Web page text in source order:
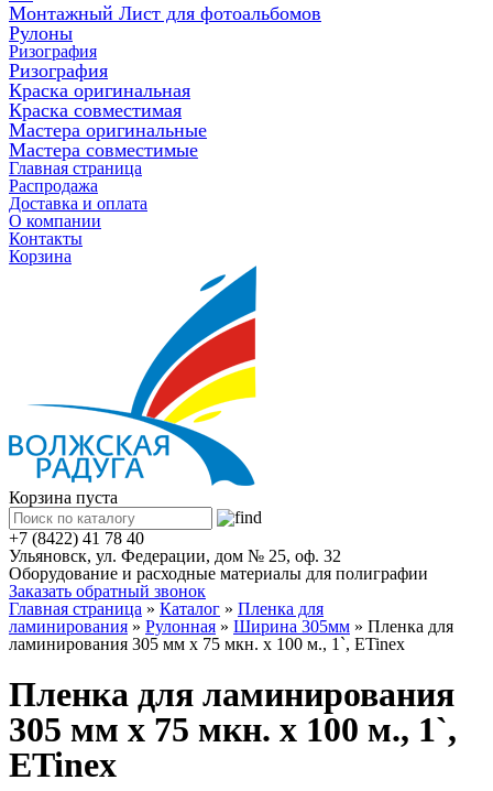
Монтажный Лист для фотоальбомов
Рулоны
Ризография
Ризография
Краска оригинальная
Краска совместимая
Мастера оригинальные
Мастера совместимые
Главная страница
Распродажа
Доставка и оплата
О компании
Контакты
Корзина
Корзина пуста
+7 (8422) 41 78 40
Ульяновск, ул. Федерации, дом № 25, оф. 32
Оборудование и расходные материалы для полиграфии
Заказать обратный звонок
Главная страница » Каталог » Пленка для
ламинирования » Рулонная » Ширина 305мм » Пленка для
ламинирования 305 мм x 75 мкн. x 100 м., 1`, ETinex
Пленка для ламинирования
305 мм x 75 мкн. x 100 м., 1`,
ETinex